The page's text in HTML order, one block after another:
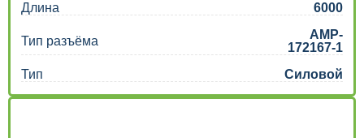
Длина
6000
Тип разъёма
AMP-
172167-1
Тип
Силовой